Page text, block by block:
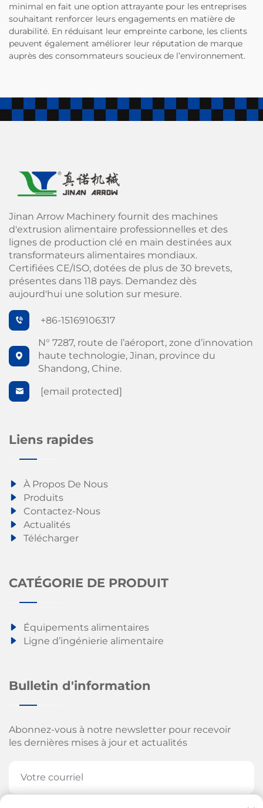
minimal en fait une option attrayante pour les entreprises
souhaitant renforcer leurs engagements en matière de
durabilité. En réduisant leur empreinte carbone, les clients
peuvent également améliorer leur réputation de marque
auprès des consommateurs soucieux de l’environnement.
Jinan Arrow Machinery fournit des machines
d'extrusion alimentaire professionnelles et des
lignes de production clé en main destinées aux
transformateurs alimentaires mondiaux.
Certifiées CE/ISO, dotées de plus de 30 brevets,
présentes dans 118 pays. Demandez dès
aujourd'hui une solution sur mesure.
+86-15169106317
N° 7287, route de l’aéroport, zone d’innovation
haute technologie, Jinan, province du
Shandong, Chine.
[email protected]
Liens rapides
À Propos De Nous
Produits
Contactez-Nous
Actualités
Télécharger
CATÉGORIE DE PRODUIT
Équipements alimentaires
Ligne d’ingénierie alimentaire
Bulletin d'information
Abonnez-vous à notre newsletter pour recevoir
les dernières mises à jour et actualités